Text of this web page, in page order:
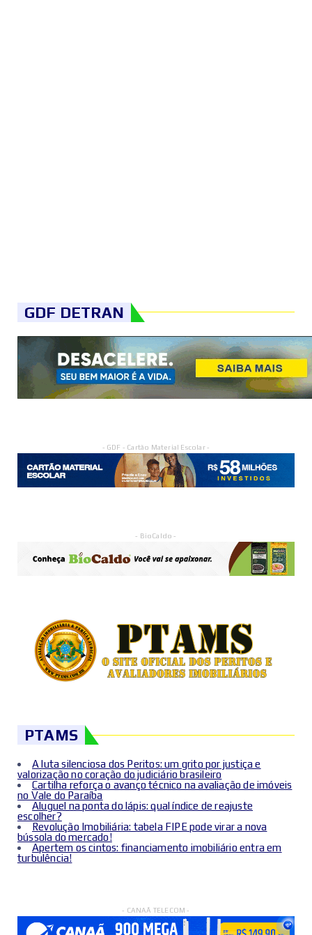
GDF DETRAN
- GDF - Cartão Material Escolar -
- BioCaldo -
PTAMS
A luta silenciosa dos Peritos: um grito por justiça e
valorização no coração do judiciário brasileiro
Cartilha reforça o avanço técnico na avaliação de imóveis
no Vale do Paraíba
Aluguel na ponta do lápis: qual índice de reajuste
escolher?
Revolução Imobiliária: tabela FIPE pode virar a nova
bússola do mercado!
Apertem os cintos: financiamento imobiliário entra em
turbulência!
- CANAÃ TELECOM -